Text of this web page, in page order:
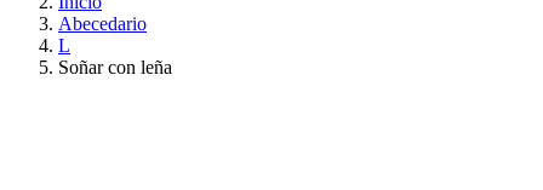
Abecedario
L
Soñar con leña